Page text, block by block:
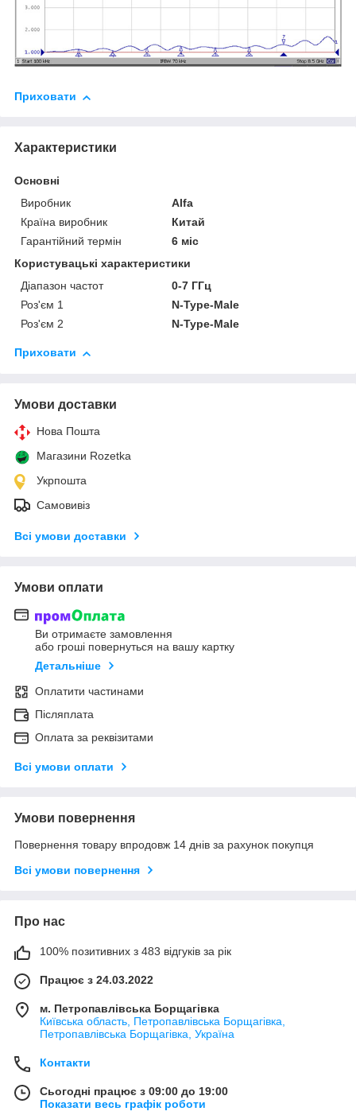
Приховати
Характеристики
Основні
Виробник
Alfa
Країна виробник
Китай
Гарантійний термін
6 міс
Користувацькi характеристики
Діапазон частот
0-7 ГГц
Роз'єм 1
N-Type-Male
Роз'єм 2
N-Type-Male
Приховати
Умови доставки
Нова Пошта
Магазини Rozetka
Укрпошта
Самовивіз
Всі умови доставки
Умови оплати
Ви отримаєте замовлення
або гроші повернуться на вашу картку
Детальніше
Оплатити частинами
Післяплата
Оплата за реквізитами
Всі умови оплати
Умови повернення
Повернення товару впродовж 14 днів за рахунок покупця
Всі умови повернення
Про нас
100% позитивних з 483 відгуків за рік
Працює з 24.03.2022
м. Петропавлівська Борщагівка
Київська область, Петропавлівська Борщагівка,
Петропавлівська Борщагівка, Україна
Контакти
Сьогодні працює з 09:00 до 19:00
Показати весь графік роботи